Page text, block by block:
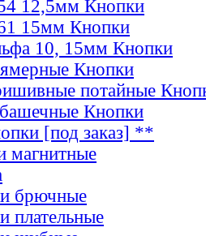
12,5мм Кнопки
15мм Кнопки
10, 15мм Кнопки
Кнопки
потайные
Кнопки
[под заказ] **
магнитные
брючные
плательные